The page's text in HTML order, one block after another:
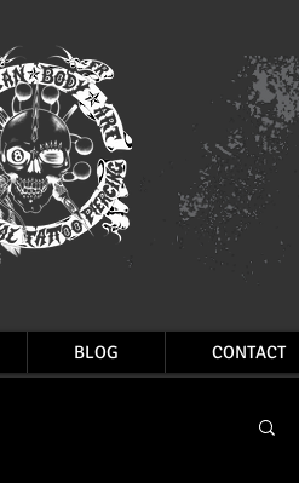
BLOG CONTACT